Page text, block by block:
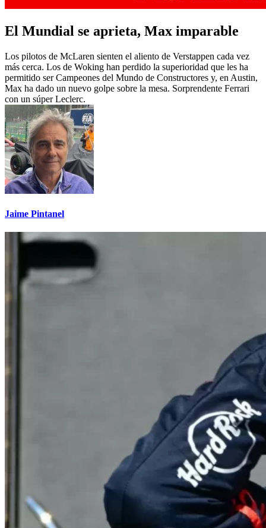
El Mundial se aprieta, Max imparable
Los pilotos de McLaren sienten el aliento de Verstappen cada vez
más cerca. Los de Woking han perdido la superioridad que les ha
permitido ser Campeones del Mundo de Constructores y, en Austin,
Max ha dado un nuevo golpe sobre la mesa. Sorprendente Ferrari
con un súper Leclerc.
Jaime Pintanel